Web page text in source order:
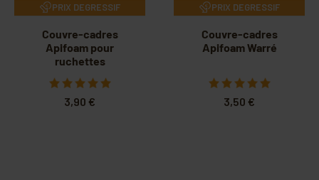
PRIX DEGRESSIF
Couvre-cadres
Apifoam pour
ruchettes
3,90 €
PRIX DEGRESSIF
Couvre-cadres
Apifoam Warré
3,50 €